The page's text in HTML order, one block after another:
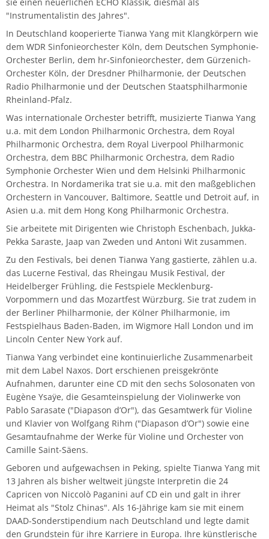
sie einen neuerlichen ECHO Klassik, diesmal als
"Instrumentalistin des Jahres".
In Deutschland kooperierte Tianwa Yang mit Klangkörpern wie
dem WDR Sinfonieorchester Köln, dem Deutschen Symphonie-
Orchester Berlin, dem hr-Sinfonieorchester, dem Gürzenich-
Orchester Köln, der Dresdner Philharmonie, der Deutschen
Radio Philharmonie und der Deutschen Staatsphilharmonie
Rheinland-Pfalz.
Was internationale Orchester betrifft, musizierte Tianwa Yang
u.a. mit dem London Philharmonic Orchestra, dem Royal
Philharmonic Orchestra, dem Royal Liverpool Philharmonic
Orchestra, dem BBC Philharmonic Orchestra, dem Radio
Symphonie Orchester Wien und dem Helsinki Philharmonic
Orchestra. In Nordamerika trat sie u.a. mit den maßgeblichen
Orchestern in Vancouver, Baltimore, Seattle und Detroit auf, in
Asien u.a. mit dem Hong Kong Philharmonic Orchestra.
Sie arbeitete mit Dirigenten wie Christoph Eschenbach, Jukka-
Pekka Saraste, Jaap van Zweden und Antoni Wit zusammen.
Zu den Festivals, bei denen Tianwa Yang gastierte, zählen u.a.
das Lucerne Festival, das Rheingau Musik Festival, der
Heidelberger Frühling, die Festspiele Mecklenburg-
Vorpommern und das Mozartfest Würzburg. Sie trat zudem in
der Berliner Philharmonie, der Kölner Philharmonie, im
Festspielhaus Baden-Baden, im Wigmore Hall London und im
Lincoln Center New York auf.
Tianwa Yang verbindet eine kontinuierliche Zusammenarbeit
mit dem Label Naxos. Dort erschienen preisgekrönte
Aufnahmen, darunter eine CD mit den sechs Solosonaten von
Eugène Ysaÿe, die Gesamteinspielung der Violinwerke von
Pablo Sarasate ("Diapason d’Or"), das Gesamtwerk für Violine
und Klavier von Wolfgang Rihm ("Diapason d’Or") sowie eine
Gesamtaufnahme der Werke für Violine und Orchester von
Camille Saint-Säens.
Geboren und aufgewachsen in Peking, spielte Tianwa Yang mit
13 Jahren als bisher weltweit jüngste Interpretin die 24
Capricen von Niccolò Paganini auf CD ein und galt in ihrer
Heimat als "Stolz Chinas". Als 16-Jährige kam sie mit einem
DAAD-Sonderstipendium nach Deutschland und legte damit
den Grundstein für ihre Karriere in Europa. Ihre künstlerische
Musiktheaterkorrepetition
Musiktheorie
Orchesterleitung
Percussion
Streichinstrumente
Master of Music in Performance
Master of Music in Performance and Pedagogy
Günther Wich
Johannes Wolf
Musikwissenschaft/Musikermedizin
Fachgruppe Musikpädagogik Lehramt
Fachgruppe Streichinstrumente